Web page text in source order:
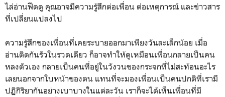
ไล่อ่านฟีดดู คุณอาจมีความรู้สึกต่อเพื่อน ต่อเหตุการณ์ และข่าวสาร
ที่เปลี่ยนแปลงไป
ความรู้สึกของเพื่อนที่เคยระบายออกมาเพียงวันละเล็กน้อย เมื่อ
อ่านติดกันรัวในรวดเดียว ก็อาจทำให้ดูเหมือนเพื่อนกลายเป็นคน
หลงตัวเอง กลายเป็นคนที่อยู่ในวังวนของกระจกที่ไม่สะท้อนอะไร
เลยนอกจากใบหน้าของตน แทนที่จะมองเพื่อนเป็นคนปกติที่เรามี
ปฏิกิริยากันอย่างเบาบางในแต่ละวัน เราก็จะได้เห็นเพื่อนที่มี